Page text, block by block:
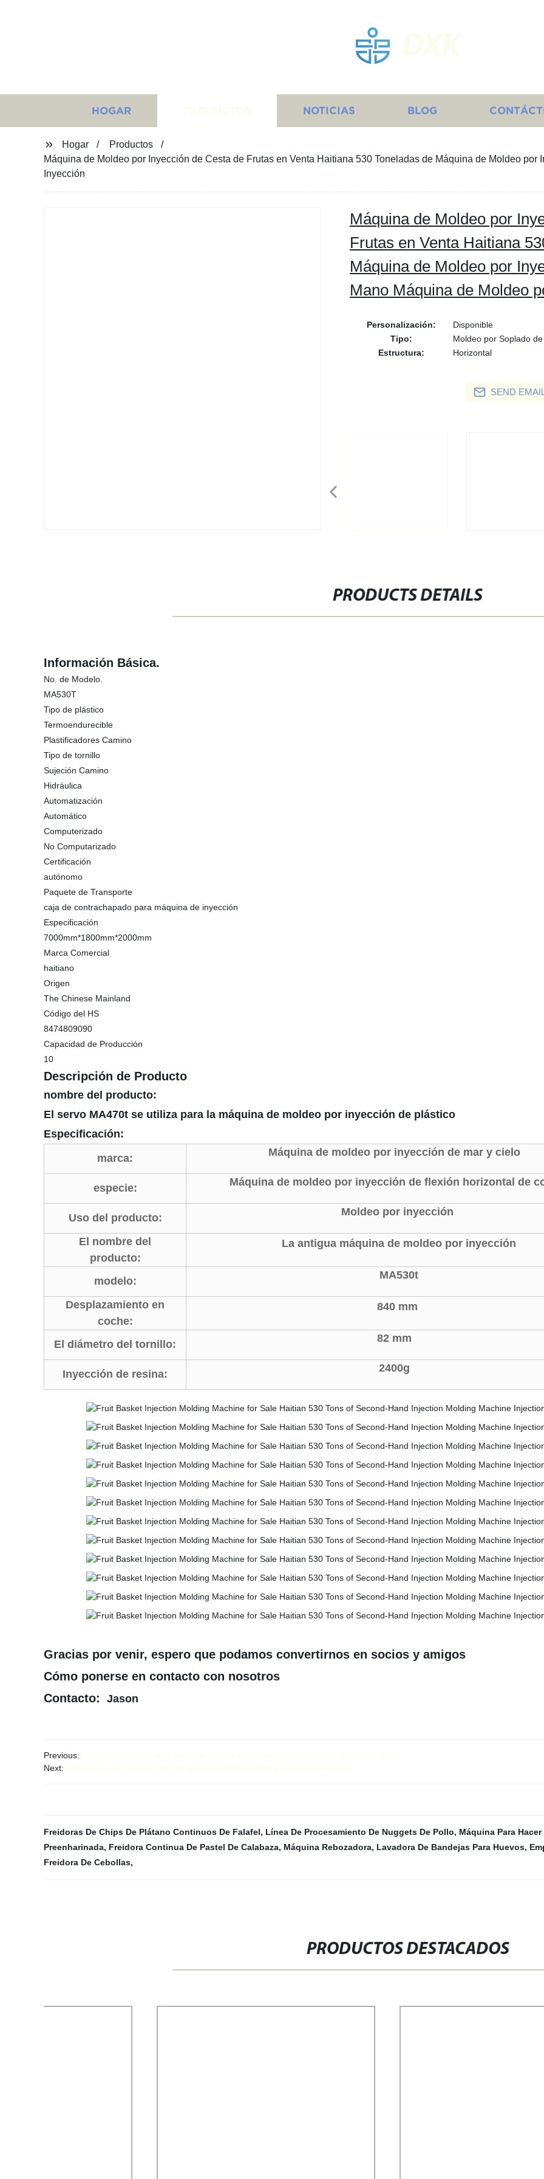
HOGAR NOTICIAS BLOG
Hogar
Productos
Máquina de Moldeo por Inyección de Cesta de Frutas en Venta Haitiana 530 Toneladas de Máquina de Moldeo
Inyección
Máquina de Moldeo por
Frutas en Venta Haitiana
Máquina de Moldeo por
Mano Máquina de Moldeo
Personalización:
Disponible
Tipo:
Moldeo por Soplado
Estructura:
Horizontal
SEND
PRODUCTS DETAILS
Información Básica.
No. de Modelo.
MA530T
Tipo de plástico
Termoendurecible
Plastificadores Camino
Tipo de tornillo
Sujeción Camino
Hidráulica
Automatización
Automático
Computerizado
No Computarizado
Certificación
autónomo
Paquete de Transporte
caja de contrachapado para máquina de inyección
Especificación
7000mm*1800mm*2000mm
Marca Comercial
haitiano
Origen
The Chinese Mainland
Código del HS
8474809090
Capacidad de Producción
10
Descripción de Producto
nombre del producto:
El servo MA470t se utiliza para la máquina de moldeo por inyección de plástico
Especificación:
marca:
Máquina de moldeo por inyección de mar y cielo
especie: Máquina de moldeo por inyección de flexión horizontal de
Uso del producto: Moldeo por inyección
El nombre del
producto:
La antigua máquina de moldeo por inyección
modelo: MA530t
Desplazamiento en
coche:
840 mm
El diámetro del tornillo: 82 mm
Inyección de resina: 2400g
Gracias por venir, espero que podamos convertirnos en socios y amigos
Cómo ponerse en contacto con nosotros
Contacto:
Jason
Previous:
Next:
Freidoras De Chips De Plátano Continuos De Falafel, Línea De Procesamiento De Nuggets De Pollo, Máquina Para
Preenharinada, Freidora Continua De Pastel De Calabaza, Máquina Rebozadora, Lavadora De Bandejas Para Huevos,
Freidora De Cebollas,
PRODUCTOS DESTACADOS